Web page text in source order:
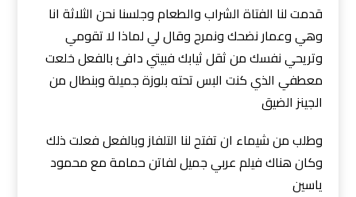
قدمت لنا الفتاة الشراب والطعام وجلسنا نحن الثلاثة انا
وهي وعمار نضحك ونمرح وقال لي لماذا لا تقومي
وتريحي نفسك من ثقل ثيابك فبيتي دافئ بالفعل خلعت
معطفي الذي كنت البس تحته بلوزة جميلة وبنطال من
الجينز الضيق
وطلب من شيماء ان تفتح لنا التلفاز وبالفعل فعلت ذلك
وكان هناك فيلم عربي جميل لفاتن حمامة مع محمود
ياسين